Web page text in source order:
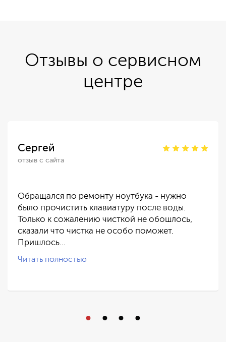
Отзывы о сервисном
центре
Сергей
отзыв с сайта
Обращался по ремонту ноутбука - нужно
было прочистить клавиатуру после воды.
Только к сожалению чисткой не обошлось,
сказали что чистка не особо поможет.
Пришлось…
Читать полностью